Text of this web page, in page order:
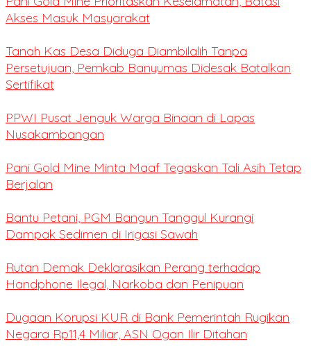
Akses Masuk Masyarakat
Tanah Kas Desa Diduga Diambilalih Tanpa
Persetujuan, Pemkab Banyumas Didesak Batalkan
Sertifikat
PPWI Pusat Jenguk Warga Binaan di Lapas
Nusakambangan
Pani Gold Mine Minta Maaf Tegaskan Tali Asih Tetap
Berjalan
Bantu Petani, PGM Bangun Tanggul Kurangi
Dampak Sedimen di Irigasi Sawah
Rutan Demak Deklarasikan Perang terhadap
Handphone Ilegal, Narkoba dan Penipuan
Dugaan Korupsi KUR di Bank Pemerintah Rugikan
Negara Rp11,4 Miliar, ASN Ogan Ilir Ditahan